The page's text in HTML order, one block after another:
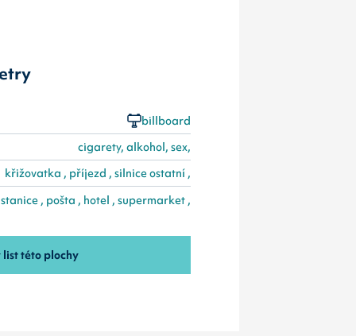
billboard
cigarety, alkohol, sex,
křižovatka , příjezd , silnice ostatní ,
, pošta , hotel , supermarket ,
list této plochy